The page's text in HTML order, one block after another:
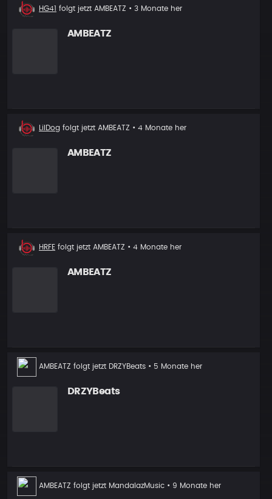
Neuer
HG41 folgt jetzt AMBEATZ • 3 Monate her
AMBEATZ
Neuer
Follower
LilDog folgt jetzt AMBEATZ • 4 Monate her
AMBEATZ
Neuer
Follower
HRFE folgt jetzt AMBEATZ • 4 Monate her
AMBEATZ
Neuer
AMBEATZ folgt jetzt DRZYBeats • 5 Monate her
DRZYBeats
Neuer
AMBEATZ folgt jetzt MandalazMusic • 9 Monate her